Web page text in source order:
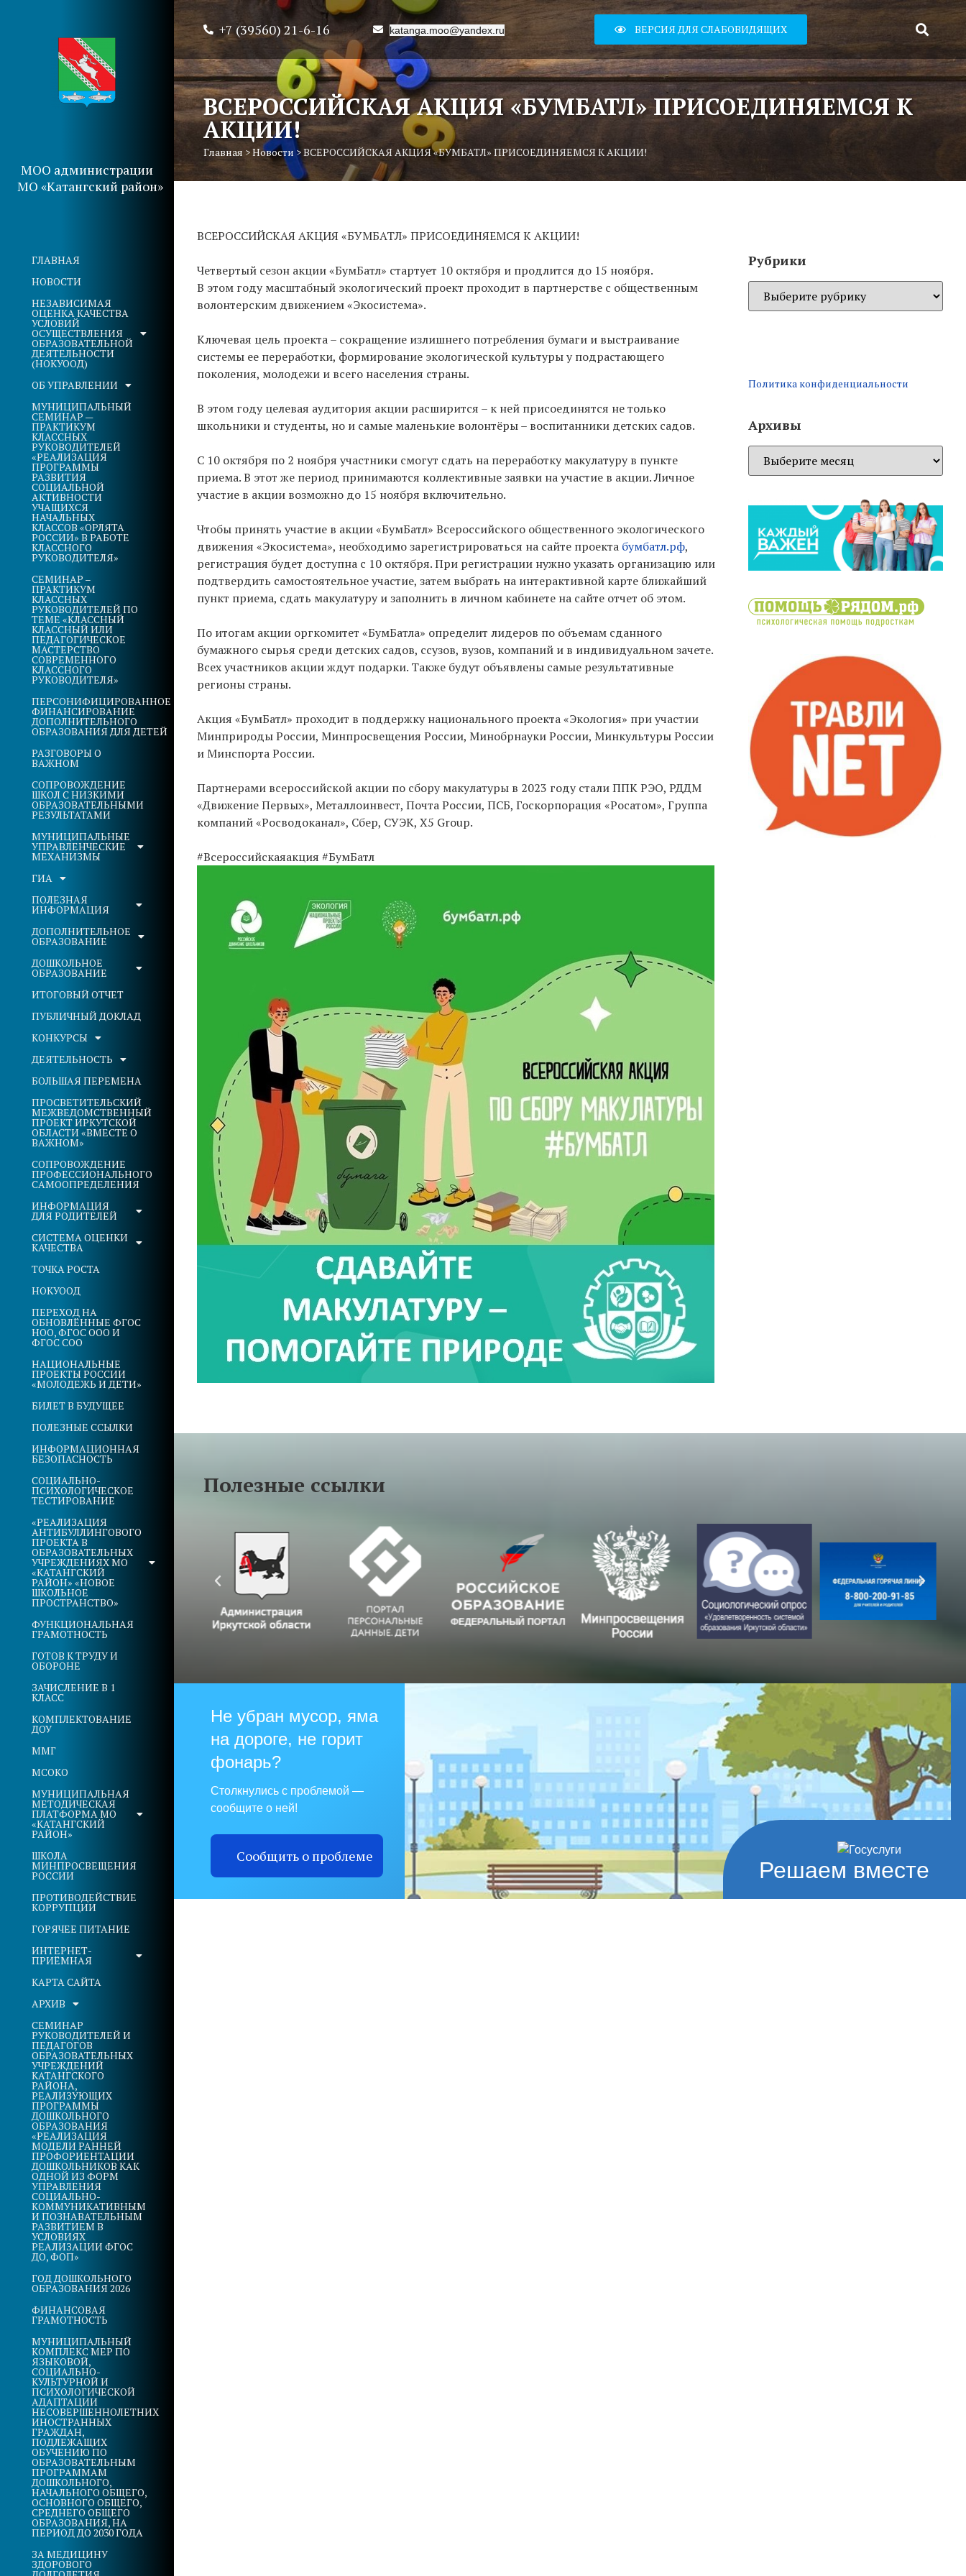
МОО администрации
МО «Катангский район»
ГЛАВНАЯ
НОВОСТИ
НЕЗАВИСИМАЯ
ОЦЕНКА КАЧЕСТВА
УСЛОВИЙ
ОСУЩЕСТВЛЕНИЯ
ОБРАЗОВАТЕЛЬНОЙ
ДЕЯТЕЛЬНОСТИ
(НОКУООД)
ОБ УПРАВЛЕНИИ
МУНИЦИПАЛЬНЫЙ
СЕМИНАР —
ПРАКТИКУМ
КЛАССНЫХ
РУКОВОДИТЕЛЕЙ
«РЕАЛИЗАЦИЯ
ПРОГРАММЫ
РАЗВИТИЯ
СОЦИАЛЬНОЙ
АКТИВНОСТИ
УЧАЩИХСЯ
НАЧАЛЬНЫХ
КЛАССОВ «ОРЛЯТА
РОССИИ» В РАБОТЕ
КЛАССНОГО
РУКОВОДИТЕЛЯ»
СЕМИНАР –
ПРАКТИКУМ
КЛАССНЫХ
РУКОВОДИТЕЛЕЙ ПО
ТЕМЕ «КЛАССНЫЙ
КЛАССНЫЙ ИЛИ
ПЕДАГОГИЧЕСКОЕ
МАСТЕРСТВО
СОВРЕМЕННОГО
КЛАССНОГО
РУКОВОДИТЕЛЯ»
ПЕРСОНИФИЦИРОВАННОЕ
ФИНАНСИРОВАНИЕ
ДОПОЛНИТЕЛЬНОГО
ОБРАЗОВАНИЯ ДЛЯ ДЕТЕЙ
РАЗГОВОРЫ О
ВАЖНОМ
СОПРОВОЖДЕНИЕ
ШКОЛ С НИЗКИМИ
ОБРАЗОВАТЕЛЬНЫМИ
РЕЗУЛЬТАТАМИ
МУНИЦИПАЛЬНЫЕ
УПРАВЛЕНЧЕСКИЕ
МЕХАНИЗМЫ
ГИА
ПОЛЕЗНАЯ
ИНФОРМАЦИЯ
ДОПОЛНИТЕЛЬНОЕ
ОБРАЗОВАНИЕ
ДОШКОЛЬНОЕ
ОБРАЗОВАНИЕ
ИТОГОВЫЙ ОТЧЕТ
ПУБЛИЧНЫЙ ДОКЛАД
КОНКУРСЫ
ДЕЯТЕЛЬНОСТЬ
БОЛЬШАЯ ПЕРЕМЕНА
ПРОСВЕТИТЕЛЬСКИЙ
МЕЖВЕДОМСТВЕННЫЙ
ПРОЕКТ ИРКУТСКОЙ
ОБЛАСТИ «ВМЕСТЕ О
ВАЖНОМ»
СОПРОВОЖДЕНИЕ
ПРОФЕССИОНАЛЬНОГО
САМООПРЕДЕЛЕНИЯ
ИНФОРМАЦИЯ
ДЛЯ РОДИТЕЛЕЙ
СИСТЕМА ОЦЕНКИ
КАЧЕСТВА
ТОЧКА РОСТА
НОКУООД
ПЕРЕХОД НА
ОБНОВЛЁННЫЕ ФГОС
НОО, ФГОС ООО И
ФГОС СОО
НАЦИОНАЛЬНЫЕ
ПРОЕКТЫ РОССИИ
«МОЛОДЕЖЬ И ДЕТИ»
БИЛЕТ В БУДУЩЕЕ
ПОЛЕЗНЫЕ ССЫЛКИ
ИНФОРМАЦИОННАЯ
БЕЗОПАСНОСТЬ
СОЦИАЛЬНО-
ПСИХОЛОГИЧЕСКОЕ
ТЕСТИРОВАНИЕ
«РЕАЛИЗАЦИЯ
АНТИБУЛЛИНГОВОГО
ПРОЕКТА В
ОБРАЗОВАТЕЛЬНЫХ
УЧРЕЖДЕНИЯХ МО
«КАТАНГСКИЙ
РАЙОН» «НОВОЕ
ШКОЛЬНОЕ
ПРОСТРАНСТВО»
ФУНКЦИОНАЛЬНАЯ
ГРАМОТНОСТЬ
ГОТОВ К ТРУДУ И
ОБОРОНЕ
ЗАЧИСЛЕНИЕ В 1
КЛАСС
КОМПЛЕКТОВАНИЕ
ДОУ
ММГ
МСОКО
МУНИЦИПАЛЬНАЯ
МЕТОДИЧЕСКАЯ
ПЛАТФОРМА МО
«КАТАНГСКИЙ
РАЙОН»
ШКОЛА
МИНПРОСВЕЩЕНИЯ
РОССИИ
ПРОТИВОДЕЙСТВИЕ
КОРРУПЦИИ
ГОРЯЧЕЕ ПИТАНИЕ
ИНТЕРНЕТ-
ПРИЁМНАЯ
КАРТА САЙТА
АРХИВ
СЕМИНАР
РУКОВОДИТЕЛЕЙ И
ПЕДАГОГОВ
ОБРАЗОВАТЕЛЬНЫХ
УЧРЕЖДЕНИЙ
КАТАНГСКОГО
РАЙОНА,
РЕАЛИЗУЮЩИХ
ПРОГРАММЫ
ДОШКОЛЬНОГО
ОБРАЗОВАНИЯ
«РЕАЛИЗАЦИЯ
МОДЕЛИ РАННЕЙ
ПРОФОРИЕНТАЦИИ
ДОШКОЛЬНИКОВ КАК
ОДНОЙ ИЗ ФОРМ
УПРАВЛЕНИЯ
СОЦИАЛЬНО-
КОММУНИКАТИВНЫМ
И ПОЗНАВАТЕЛЬНЫМ
РАЗВИТИЕМ В
УСЛОВИЯХ
РЕАЛИЗАЦИИ ФГОС
ДО, ФОП»
ГОД ДОШКОЛЬНОГО
ОБРАЗОВАНИЯ 2026
ФИНАНСОВАЯ
ГРАМОТНОСТЬ
МУНИЦИПАЛЬНЫЙ
КОМПЛЕКС МЕР ПО
ЯЗЫКОВОЙ,
СОЦИАЛЬНО-
КУЛЬТУРНОЙ И
ПСИХОЛОГИЧЕСКОЙ
АДАПТАЦИИ
НЕСОВЕРШЕННОЛЕТНИХ
ИНОСТРАННЫХ
ГРАЖДАН,
ПОДЛЕЖАЩИХ
ОБУЧЕНИЮ ПО
ОБРАЗОВАТЕЛЬНЫМ
ПРОГРАММАМ
ДОШКОЛЬНОГО,
НАЧАЛЬНОГО ОБЩЕГО,
ОСНОВНОГО ОБЩЕГО,
СРЕДНЕГО ОБЩЕГО
ОБРАЗОВАНИЯ, НА
ПЕРИОД ДО 2030 ГОДА
ЗА МЕДИЦИНУ
ЗДОРОВОГО
+7 (39560) 21-6-16 katanga.moo@yandex.ru ВЕРСИЯ ДЛЯ СЛАБОВИДЯЩИХ
ВСЕРОССИЙСКАЯ АКЦИЯ «БУМБАТЛ» ПРИСОЕДИНЯЕМСЯ К
АКЦИИ!
Главная >Новости>ВСЕРОССИЙСКАЯ АКЦИЯ «БУМБАТЛ» ПРИСОЕДИНЯЕМСЯ К АКЦИИ!
ВСЕРОССИЙСКАЯ АКЦИЯ «БУМБАТЛ» ПРИСОЕДИНЯЕМСЯ К АКЦИИ!
Четвертый сезон акции «БумБатл» стартует 10 октября и продлится до 15 ноября.
В этом году масштабный экологический проект проходит в партнерстве с общественным
волонтерским движением «Экосистема».
Ключевая цель проекта – сокращение излишнего потребления бумаги и выстраивание
системы ее переработки, формирование экологической культуры у подрастающего
поколения, молодежи и всего населения страны.
В этом году целевая аудитория акции расширится – к ней присоединятся не только
школьники и студенты, но и самые маленькие волонтёры – воспитанники детских садов.
С 10 октября по 2 ноября участники смогут сдать на переработку макулатуру в пункте
приема. В этот же период принимаются коллективные заявки на участие в акции. Личное
участие в акции возможно до 15 ноября включительно.
Чтобы принять участие в акции «БумБатл» Всероссийского общественного экологического
движения «Экосистема», необходимо зарегистрироваться на сайте проекта бумбатл.рф,
регистрация будет доступна с 10 октября. При регистрации нужно указать организацию или
подтвердить самостоятельное участие, затем выбрать на интерактивной карте ближайший
пункт приема, сдать макулатуру и заполнить в личном кабинете на сайте отчет об этом.
По итогам акции оргкомитет «БумБатла» определит лидеров по объемам сданного
бумажного сырья среди детских садов, ссузов, вузов, компаний и в индивидуальном зачете.
Всех участников акции ждут подарки. Также будут объявлены самые результативные
регионы страны.
Акция «БумБатл» проходит в поддержку национального проекта «Экология» при участии
Минприроды России, Минпросвещения России, Минобрнауки России, Минкультуры России
и Минспорта России.
Партнерами всероссийской акции по сбору макулатуры в 2023 году стали ППК РЭО, РДДМ
«Движение Первых», Металлоинвест, Почта России, ПСБ, Госкорпорация «Росатом», Группа
компаний «Росводоканал», Сбер, СУЭК, X5 Group.
#Всероссийскаяакция #БумБатл
Рубрики
Политика конфиденциальности
Архивы
Полезные ссылки
Решаем вместе
Не убран мусор, яма
на дороге, не горит
фонарь?
Столкнулись с проблемой —
сообщите о ней!
Сообщить о проблеме